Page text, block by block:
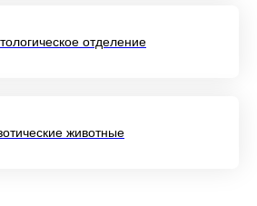
отделение
животные